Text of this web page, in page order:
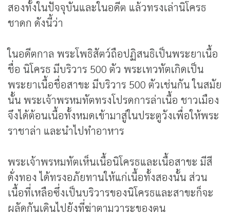
สองทั้งในปัจจุบันและในอดีต แล้วทรงเล่านิโครธ
ชาดก ดังนี้ว่า
ในอดีตกาล พระโพธิสัตว์ถือปฏิสนธิเป็นพระยาเนื้อ
ชื่อ นิโครธ มีบริวาร 500 ตัว พระเทวทัตเกิดเป็น
พระยาเนื้อชื่อสาขะ มีบริวาร 500 ตัวเช่นกัน ในสมัย
นั้น พระเจ้าพรหมทัตทรงโปรดการล่าเนื้อ ชาวเมือง
จึงได้ต้อนเนื้อทั้งหมดเข้ามาสู่ในประตูวังเพื่อให้พระ
ราชาล่า และนำไปทำอาหาร
พระเจ้าพรหมทัตเห็นเนื้อนิโครธและเนื้อสาขะ มีสี
ดั่งทอง ได้ทรงอภัยทานให้แก่เนื้อทั้งสองนั้น ส่วน
เนื้อที่เหลือซึ่งเป็นบริวารของนิโครธและสาขะก็จะ
ผลัดกันเดินไปยังที่ฆ่าตามวาระของตน